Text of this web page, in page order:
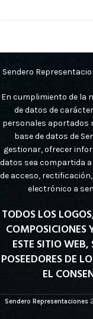
Sendero
En cumplimiento de la
de datos de
personales aportados
base de datos de
gestionar, ofrecer
datos sea compartida
de acceso,
electrónico a
TODOS LOS
COMPOSICIONES
ESTE SITIO
POSEEDORES DE
EL
Sendero Representaciones